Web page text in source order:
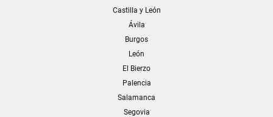
Castilla y León
Ávila
Burgos
León
El Bierzo
Palencia
Salamanca
Segovia